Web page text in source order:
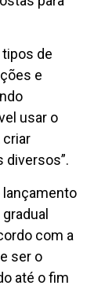
de
e
usar o
criar
diversos”.
lançamento
com a
ser o
até o fim